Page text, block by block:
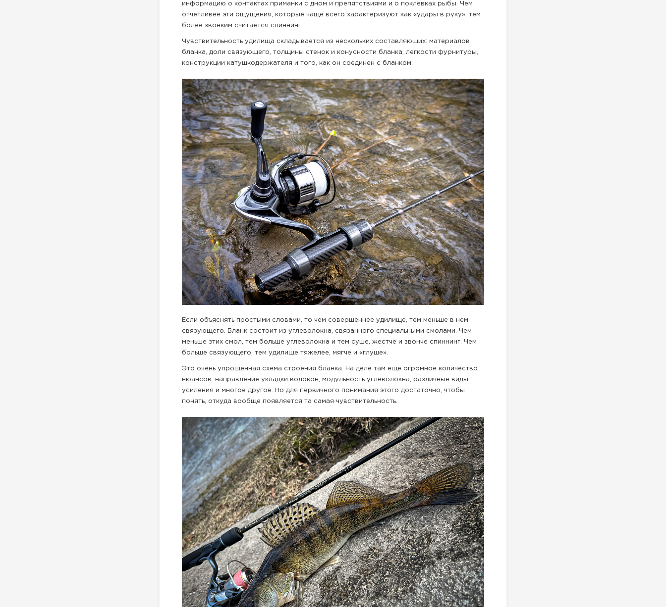
информацию о контактах приманки с дном и препятствиями и о поклевках рыбы. Чем
отчетливее эти ощущения, которые чаще всего характеризуют как «удары в руку», тем
более звонким считается спиннинг.
Чувствительность удилища складывается из нескольких составляющих: материалов
бланка, доли связующего, толщины стенок и конусности бланка, легкости фурнитуры,
конструкции катушкодержателя и того, как он соединен с бланком.
Если объяснять простыми словами, то чем совершеннее удилище, тем меньше в нем
связующего. Бланк состоит из углеволокна, связанного специальными смолами. Чем
меньше этих смол, тем больше углеволокна и тем суше, жестче и звонче спиннинг. Чем
больше связующего, тем удилище тяжелее, мягче и «глуше».
Это очень упрощенная схема строения бланка. На деле там еще огромное количество
нюансов: направление укладки волокон, модульность углеволокна, различные виды
усиления и многое другое. Но для первичного понимания этого достаточно, чтобы
понять, откуда вообще появляется та самая чувствительность.